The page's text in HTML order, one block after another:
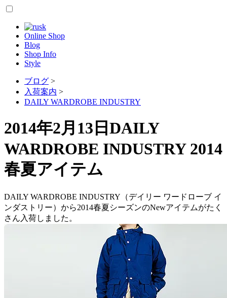
Online Shop
Blog
Shop Info
Style
ブログ >
入荷案内 >
DAILY WARDROBE INDUSTRY
2014年2月13日 DAILY
WARDROBE INDUSTRY 2014
春夏アイテム
DAILY WARDROBE INDUSTRY（デイリー ワードローブ イ
ンダストリー）から2014春夏シーズンのNewアイテムがたく
さん入荷しました。